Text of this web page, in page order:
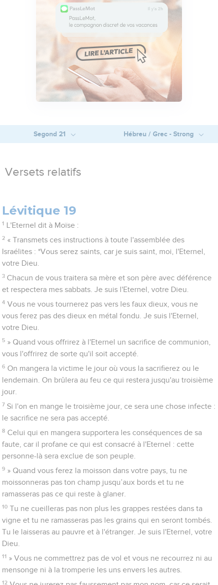
Segond 21 Hébreu / Grec - Strong
Versets relatifs
Lévitique 19
1 L'Eternel dit à Moïse :
2 « Transmets ces instructions à toute l'assemblée des
Israélites : *Vous serez saints, car je suis saint, moi, l'Eternel,
votre Dieu.
3 Chacun de vous traitera sa mère et son père avec déférence
et respectera mes sabbats. Je suis l'Eternel, votre Dieu.
4 Vous ne vous tournerez pas vers les faux dieux, vous ne
vous ferez pas des dieux en métal fondu. Je suis l'Eternel,
votre Dieu.
5 » Quand vous offrirez à l'Eternel un sacrifice de communion,
vous l'offrirez de sorte qu'il soit accepté.
6 On mangera la victime le jour où vous la sacrifierez ou le
lendemain. On brûlera au feu ce qui restera jusqu'au troisième
jour.
7 Si l'on en mange le troisième jour, ce sera une chose infecte :
le sacrifice ne sera pas accepté.
8 Celui qui en mangera supportera les conséquences de sa
faute, car il profane ce qui est consacré à l'Eternel : cette
personne-là sera exclue de son peuple.
9 » Quand vous ferez la moisson dans votre pays, tu ne
moissonneras pas ton champ jusqu’aux bords et tu ne
ramasseras pas ce qui reste à glaner.
10 Tu ne cueilleras pas non plus les grappes restées dans ta
vigne et tu ne ramasseras pas les grains qui en seront tombés.
Tu le laisseras au pauvre et à l'étranger. Je suis l'Eternel, votre
Dieu.
11 » Vous ne commettrez pas de vol et vous ne recourrez ni au
mensonge ni à la tromperie les uns envers les autres.
12